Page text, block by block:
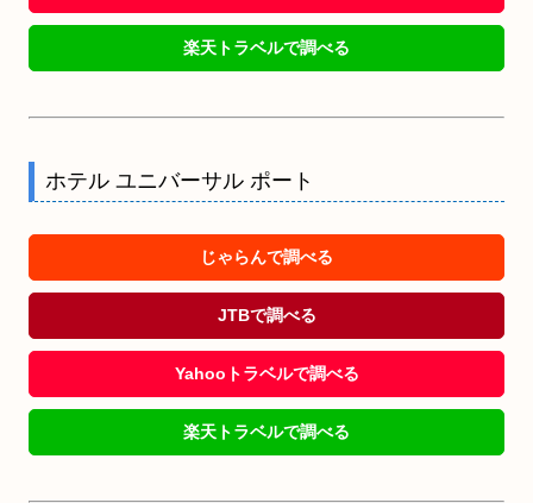
楽天トラベルで調べる
ホテル ユニバーサル ポート
じゃらんで調べる
JTBで調べる
Yahooトラベルで調べる
楽天トラベルで調べる